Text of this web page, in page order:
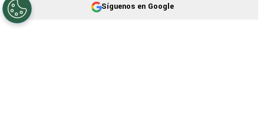
Síguenos en Google